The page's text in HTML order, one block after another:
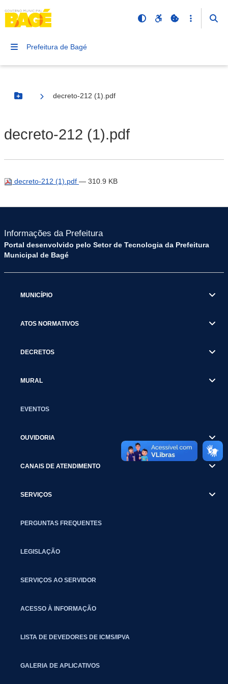
Prefeitura de Bagé
Botão Menu
decreto-212 (1).pdf
decreto-212 (1).pdf
decreto-212 (1).pdf — 310.9 KB
Informações da Prefeitura
Portal desenvolvido pelo Setor de Tecnologia da Prefeitura
Municipal de Bagé
MUNICÍPIO
ATOS NORMATIVOS
DECRETOS
MURAL
EVENTOS
OUVIDORIA
CANAIS DE ATENDIMENTO
SERVIÇOS
PERGUNTAS FREQUENTES
LEGISLAÇÃO
SERVIÇOS AO SERVIDOR
ACESSO À INFORMAÇÃO
LISTA DE DEVEDORES DE ICMS/IPVA
GALERIA DE APLICATIVOS